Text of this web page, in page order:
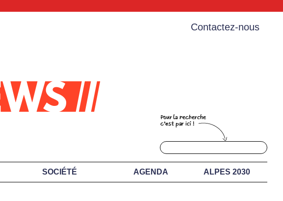
Contactez-nous
SOCIÉTÉ AGENDA ALPES 2030